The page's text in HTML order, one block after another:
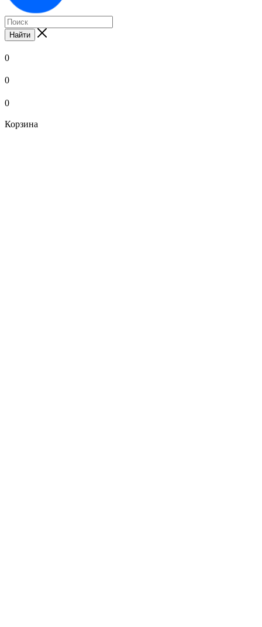
Найти
0
0
0
Корзина